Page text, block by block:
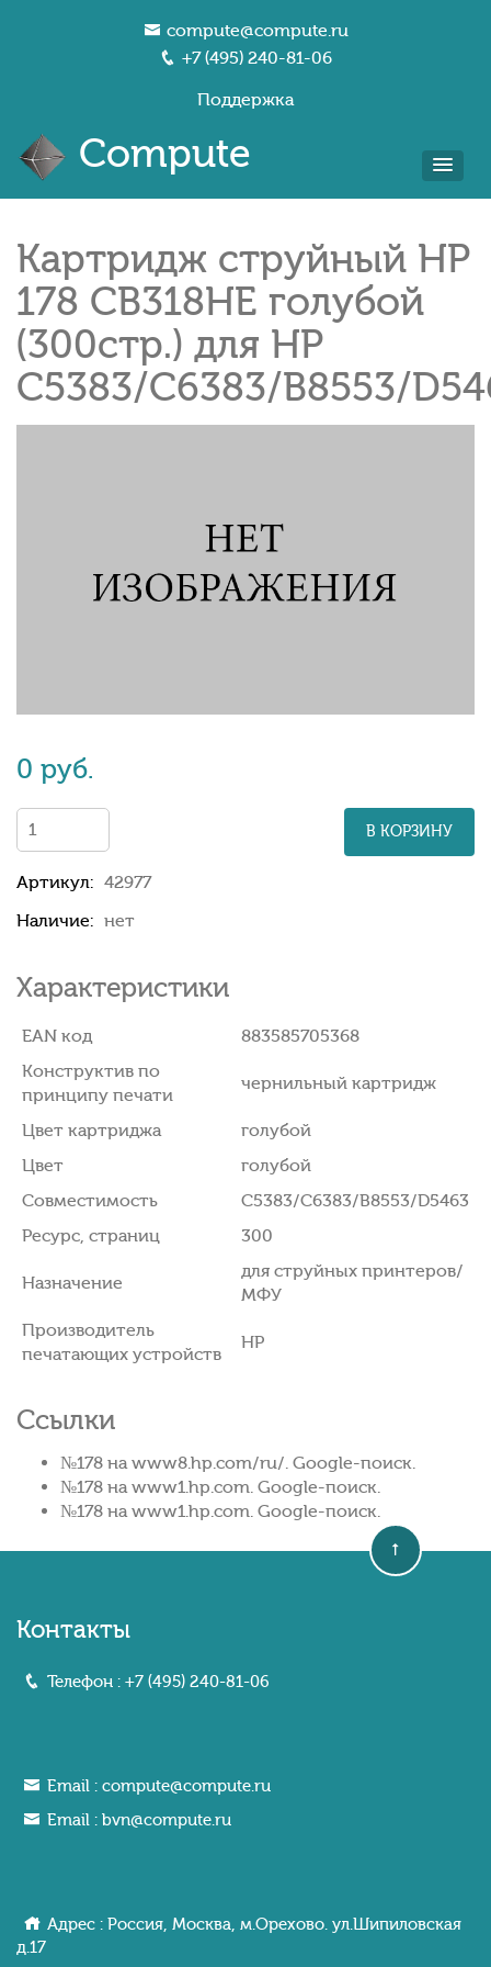
compute@compute.ru
+7 (495) 240-81-06
Поддержка
Compute
Картридж струйный HP
178 CB318HE голубой
(300стр.) для HP
C5383/C6383/B8553/
0 руб.
В КОРЗИНУ
Артикул: 42977
Наличие: нет
Характеристики
EAN код
883585705368
Конструктив по
принципу печати
чернильный картридж
Цвет картриджа
голубой
Цвет
голубой
Совместимость
C5383/C6383/B8553/D5463
Ресурс, страниц
300
Назначение
для струйных принтеров/
МФУ
Производитель
печатающих устройств
HP
Ссылки
№178 на www8.hp.com/ru/. Google-поиск.
№178 на www1.hp.com. Google-поиск.
№178 на www1.hp.com. Google-поиск.
Контакты
Телефон : +7 (495) 240-81-06
Email : compute@compute.ru
Email : bvn@compute.ru
Адрес : Россия, Москва, м.Орехово. ул.Шипиловcкaя
д.17